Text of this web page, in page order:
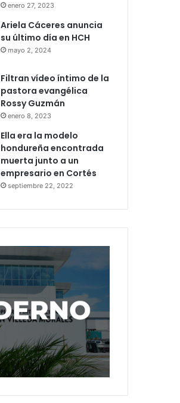
enero 27, 2023
Ariela Cáceres anuncia
su último día en HCH
mayo 2, 2024
Filtran vídeo íntimo de la
pastora evangélica
Rossy Guzmán
enero 8, 2023
Ella era la modelo
hondureña encontrada
muerta junto a un
empresario en Cortés
septiembre 22, 2022